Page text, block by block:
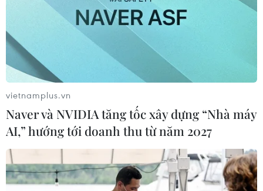
vietnamplus.vn
Naver và NVIDIA tăng tốc xây dựng “Nhà máy
AI,” hướng tới doanh thu từ năm 2027